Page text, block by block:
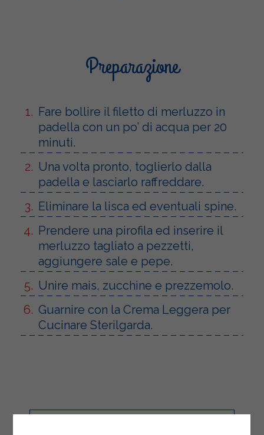
Preparazione
Fare bollire il filetto di merluzzo in
padella con un po’ di acqua per 20
minuti.
Una volta pronto, toglierlo dalla
padella e lasciarlo raffreddare.
Eliminare la lisca ed eventuali spine.
Prendere una pirofila ed inserire il
merluzzo tagliato a pezzetti,
aggiungere sale e pepe.
Unire mais, zucchine e prezzemolo.
Guarnire con la Crema Leggera per
Cucinare Sterilgarda.